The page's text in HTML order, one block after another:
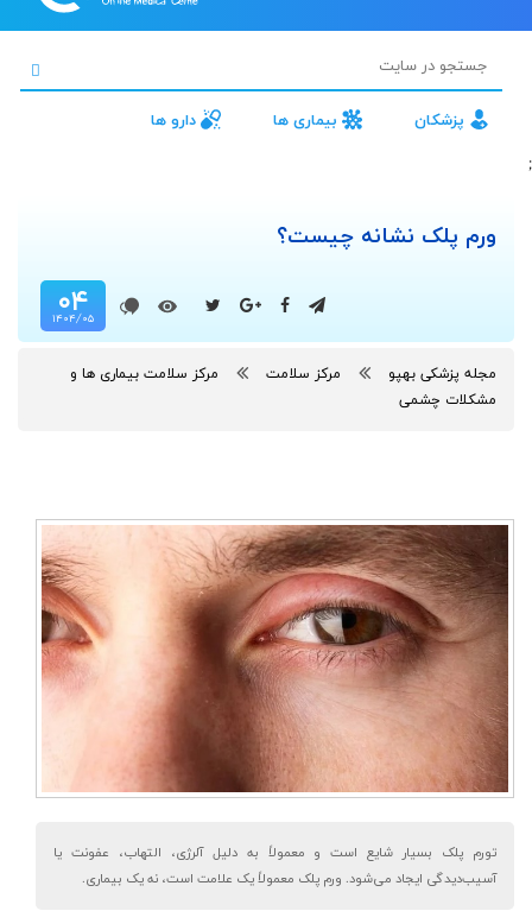
پزشکان بیماری ها دارو ها
;
ورم پلک نشانه چیست؟
۰۴
۱۴۰۴/۰۵
مجله پزشکی بهپو مرکز سلامت
مرکز سلامت بیماری ها و
مشکلات چشمی
تورم پلک بسیار شایع است و معمولاً به دلیل آلرژی، التهاب، عفونت یا
آسیب‌دیدگی ایجاد می‌شود. ورم پلک معمولاً یک علامت است، نه یک بیماری.